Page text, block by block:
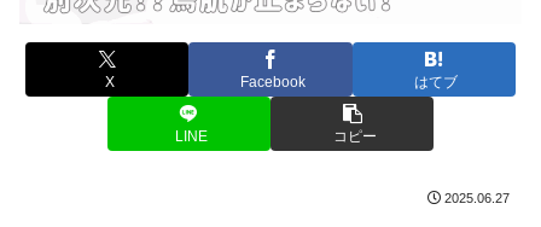
X Facebook はてブ
LINE コピー
2025.06.27